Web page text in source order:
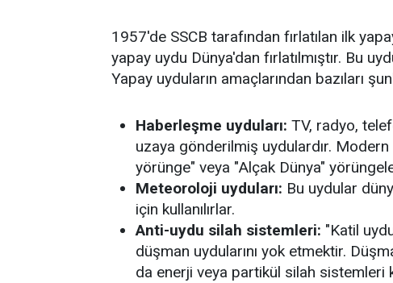
1957'de SSCB tarafından fırlatılan ilk
yapay uydu Dünya'dan fırlatılmıştır. Bu
Yapay uyduların amaçlarından bazıları
Haberleşme uyduları: TV, radyo,
uzaya gönderilmiş uydulardır.
yörünge" veya "Alçak Dünya"
Meteoroloji uyduları: Bu uydular
için kullanılırlar.
Anti-uydu silah sistemleri: "Katil
düşman uydularını yok etmektir.
da enerji veya partikül silah sistemleri